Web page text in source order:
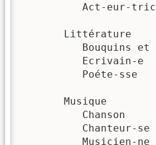
Act-eur-
       Littérature
Bouquins et
          Ecrivain-e
          Poéte-sse
       Musique
          Chanson
          Chanteur-se
          Musicien-ne